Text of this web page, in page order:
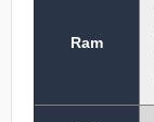
Ram